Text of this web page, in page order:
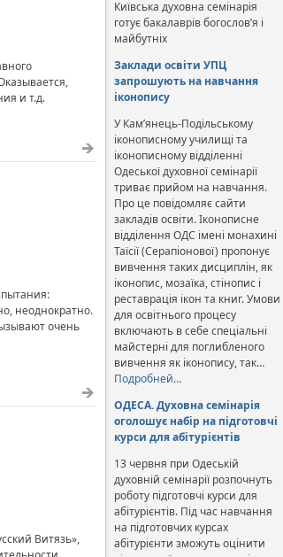
и т.д.
неоднократно.
очень
Витязь»,
Київська духовна семінарія
готує бакалаврів богослов’я і
майбутніх
Заклади освіти УПЦ
запрошують на навчання
іконопису
У Кам’янець-Подільському
іконописному училищі та
іконописному відділенні
Одеської духовної семінарії
триває прийом на навчання.
Про це повідомляє сайти
закладів освіти. Іконописне
відділення ОДС імені монахині
Таїсії (Серапіонової) пропонує
вивчення таких дисциплін, як
іконопис, мозаїка, стінопис і
реставрація ікон та книг. Умови
для освітнього процесу
включають в себе спеціальні
майстерні для поглибленого
вивчення як іконопису, так…
Подробней…
ОДЕСА. Духовна семінарія
оголошує набір на підготовчі
курси для абітурієнтів
13 червня при Одеській
духовній семінарії розпочнуть
роботу підготовчі курси для
абітурієнтів. Під час навчання
на підготовчих курсах
абітурієнти зможуть оцінити